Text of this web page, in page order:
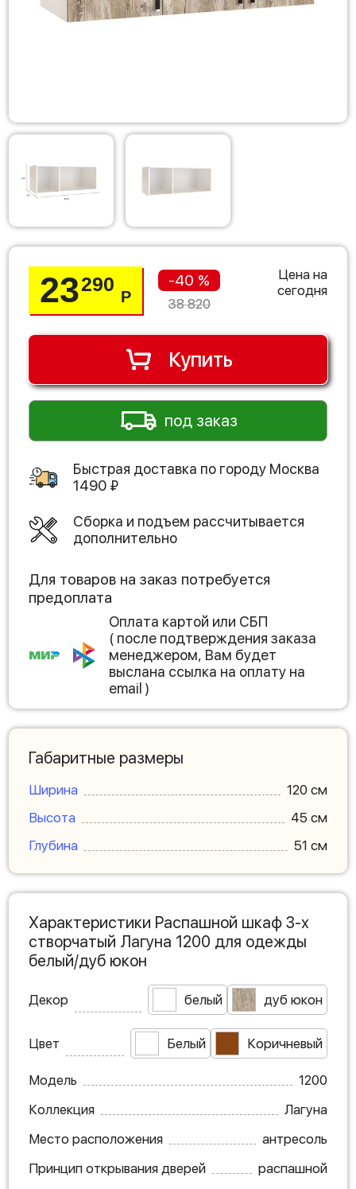
23290
Р
-40 %
38 820
Цена на
сегодня
Купить
под заказ
Быстрая доставка по городу Москва
1490 ₽
Сборка и подъем рассчитывается
дополнительно
Для товаров на заказ потребуется
предоплата
Оплата картой или СБП
( после подтверждения заказа
менеджером, Вам будет
выслана ссылка на оплату на
email )
Габаритные размеры
Ширина
120 см
Высота
45 см
Глубина
51 см
Характеристики Распашной шкаф 3-х
створчатый Лагуна 1200 для одежды
белый/дуб юкон
Декор белый дуб юкон
Цвет Белый Коричневый
Модель
1200
Коллекция
Лагуна
Место расположения
антресоль
Принцип открывания дверей
распашной